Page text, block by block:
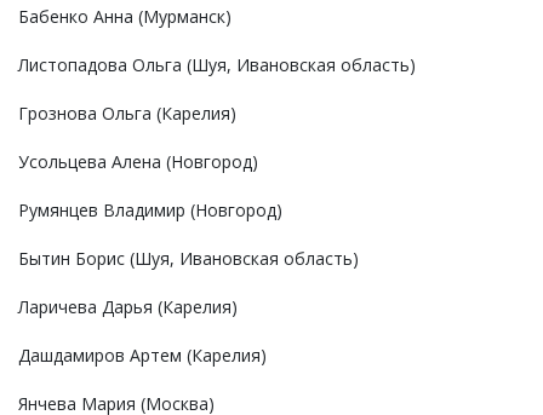
Бабенко Анна (Мурманск)
Листопадова Ольга (Шуя, Ивановская область)
Грознова Ольга (Карелия)
Усольцева Алена (Новгород)
Румянцев Владимир (Новгород)
Бытин Борис (Шуя, Ивановская область)
Ларичева Дарья (Карелия)
Дашдамиров Артем (Карелия)
Янчева Мария (Москва)